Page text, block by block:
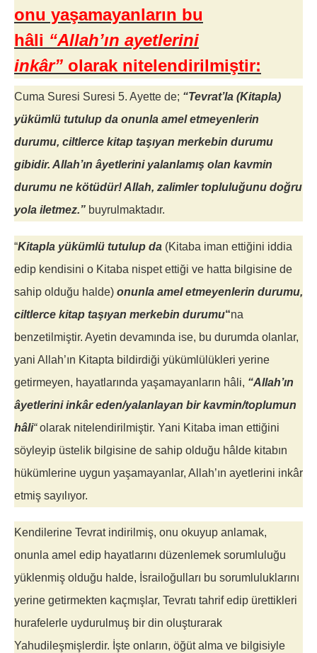
onu yaşamayanların bu
hâli “Allah’ın ayetlerini
inkâr” olarak nitelendirilmiştir:
Cuma Suresi Suresi 5. Ayette de; “Tevrat’la (Kitapla)
yükümlü tutulup da onunla amel etmeyenlerin
durumu, ciltlerce kitap taşıyan merkebin durumu
gibidir. Allah’ın âyetlerini yalanlamış olan kavmin
durumu ne kötüdür! Allah, zalimler topluluğunu doğru
yola iletmez.” buyrulmaktadır.
“Kitapla yükümlü tutulup da (Kitaba iman ettiğini iddia
edip kendisini o Kitaba nispet ettiği ve hatta bilgisine de
sahip olduğu halde) onunla amel etmeyenlerin durumu,
ciltlerce kitap taşıyan merkebin durumu“na
benzetilmiştir. Ayetin devamında ise, bu durumda olanlar,
yani Allah’ın Kitapta bildirdiği yükümlülükleri yerine
getirmeyen, hayatlarında yaşamayanların hâli, “Allah’ın
âyetlerini inkâr eden/yalanlayan bir kavmin/toplumun
hâli“olarak nitelendirilmiştir. Yani Kitaba iman ettiğini
söyleyip üstelik bilgisine de sahip olduğu hâlde kitabın
hükümlerine uygun yaşamayanlar, Allah’ın ayetlerini inkâr
etmiş sayılıyor.
Kendilerine Tevrat indirilmiş, onu okuyup anlamak,
onunla amel edip hayatlarını düzenlemek sorumluluğu
yüklenmiş olduğu halde, İsrailoğulları bu sorumluluklarını
yerine getirmekten kaçmışlar, Tevratı tahrif edip ürettikleri
hurafelerle uydurulmuş bir din oluşturarak
Yahudileşmişlerdir. İşte onların, öğüt alma ve bilgisiyle